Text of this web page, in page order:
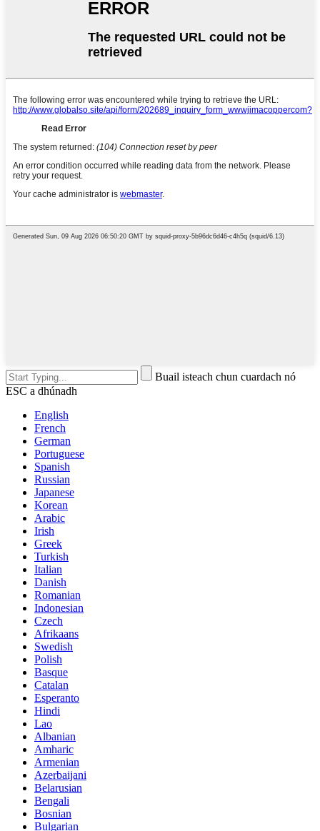
Buail isteach chun cuardach nó
ESC a dhúnadh
English
French
German
Portuguese
Spanish
Russian
Japanese
Korean
Arabic
Irish
Greek
Turkish
Italian
Danish
Romanian
Indonesian
Czech
Afrikaans
Swedish
Polish
Basque
Catalan
Esperanto
Hindi
Lao
Albanian
Amharic
Armenian
Azerbaijani
Belarusian
Bengali
Bosnian
Bulgarian